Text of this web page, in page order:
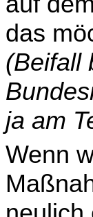
das
(Beifall
ja am
Wenn